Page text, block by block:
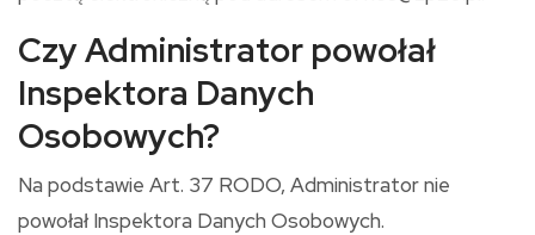
Czy Administrator powołał
Inspektora Danych
Osobowych?
Na podstawie Art. 37 RODO, Administrator nie
powołał Inspektora Danych Osobowych.